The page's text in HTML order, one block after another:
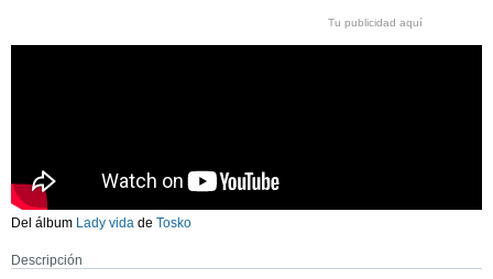
Tu publicidad aquí
Del álbum Lady vida de Tosko
Descripción